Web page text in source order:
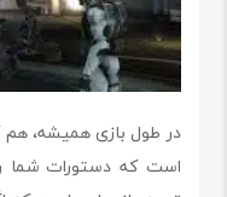
در طول بازی همیشه، هم
است که دستورات شما